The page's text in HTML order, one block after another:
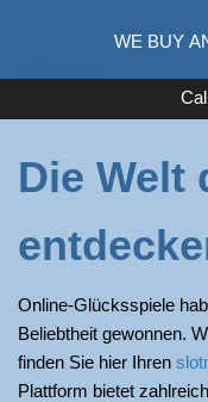
Die Welt
Online-Glücksspiele
Beliebtheit gewonnen.
finden Sie hier Ihren
Plattform bietet